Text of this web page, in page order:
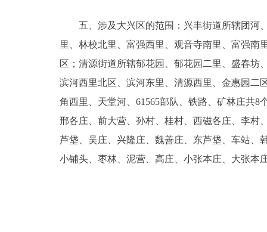
五、涉及大兴区的范围：兴丰街道所辖团河、
里、林校北里、富强西里、观音寺南里、富强南
区；清源街道所辖郁花园、郁花园二里、盛春
滨河西里北区、滨河东里、清源西里、金惠园二
角西里、天堂河、61565部队、铁路、矿林庄共
邢各庄、前大营、孙村、桂村、西磁各庄、李村
芦垡、吴庄、兴隆庄、魏善庄、东芦垡、车站、
小铺头、枣林、泥营、高庄、小张本庄、大张本